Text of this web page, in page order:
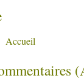
Accueil